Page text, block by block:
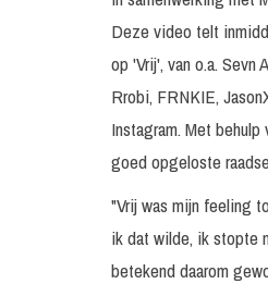
Deze video telt
op 'Vrij', van o.a. Sevn
Rrobi, FRNKIE,
Instagram. Met
goed opgeloste
"Vrij was mijn feeling
ik dat wilde, ik stopte
betekend daarom